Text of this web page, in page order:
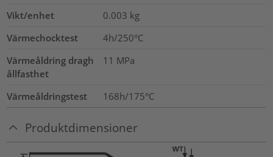
Vikt/enhet
0.003 kg
Värmechocktest
4h/250°C
Värmeåldring dragh
ållfasthet
11 MPa
Värmeåldringstest 168h/175°C
Produktdimensioner